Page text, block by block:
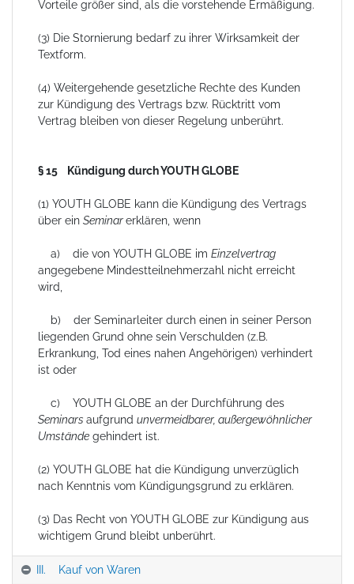
Vorteile größer sind, als die vorstehende Ermäßigung.
(3) Die Stornierung bedarf zu ihrer Wirksamkeit der
Textform.
(4) Weitergehende gesetzliche Rechte des Kunden
zur Kündigung des Vertrags bzw. Rücktritt vom
Vertrag bleiben von dieser Regelung unberührt.
§ 15 Kündigung durch YOUTH GLOBE
(1) YOUTH GLOBE kann die Kündigung des Vertrags
über ein Seminarerklären, wenn
a) die von YOUTH GLOBE im Einzelvertrag
angegebene Mindestteilnehmerzahl nicht erreicht
wird,
b) der Seminarleiter durch einen in seiner Person
liegenden Grund ohne sein Verschulden (z.B.
Erkrankung, Tod eines nahen Angehörigen) verhindert
ist oder
c) YOUTH GLOBE an der Durchführung des
Seminars aufgrund unvermeidbarer, außergewöhnlicher
Umständegehindert ist.
(2) YOUTH GLOBE hat die Kündigung unverzüglich
nach Kenntnis vom Kündigungsgrund zu erklären.
(3) Das Recht von YOUTH GLOBE zur Kündigung aus
wichtigem Grund bleibt unberührt.
III. Kauf von Waren